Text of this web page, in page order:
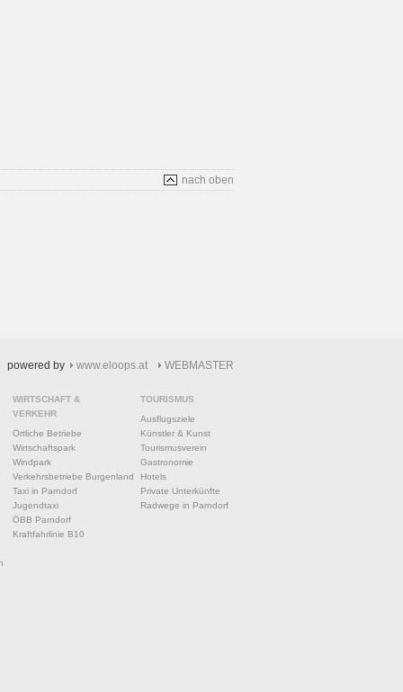
nach oben
powered by www.eloops.at WEBMASTER
WIRTSCHAFT &
VERKEHR
Örtliche Betriebe
Wirtschaftspark
Windpark
Verkehrsbetriebe Burgenland
Taxi in Parndorf
Jugendtaxi
ÖBB Parndorf
Kraftfahrlinie B10
TOURISMUS
Ausflugsziele
Künstler & Kunst
Tourismusverein
Gastronomie
Hotels
Private Unterkünfte
Radwege in Parndorf